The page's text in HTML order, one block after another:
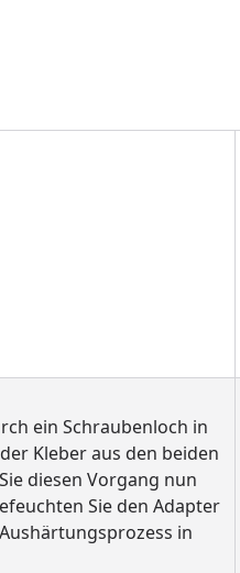
ein Schraubenloch in
Kleber aus den beiden
diesen Vorgang nun
Sie den Adapter
in